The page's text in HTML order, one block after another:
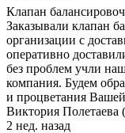
Клапан
Заказывали клапан
организации с
оперативно
без проблем учли
компания. Будем
и процветания
Виктория Полетаева
2 нед. назад